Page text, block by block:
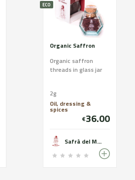
ECO
Organic Saffron
Organic saffron
threads in glass jar
2g
Oil, dressing &
spices
€36.00
Safrà del Montsec